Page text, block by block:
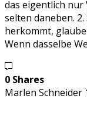
das eigentlich
selten daneben.
herkommt,
Wenn dasselbe
0 Shares
Marlen Schneider